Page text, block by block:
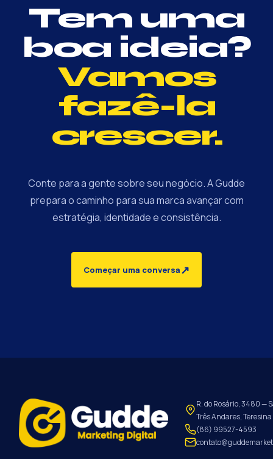
Tem uma
boa ideia?
Vamos
fazê-la
crescer.
Conte para a gente sobre seu negócio. A Gudde
prepara o caminho para sua marca avançar com
estratégia, identidade e consistência.
Começar uma conversa↗
R. do Rosário, 3480 —
Três Andares,
(86) 99527-4593